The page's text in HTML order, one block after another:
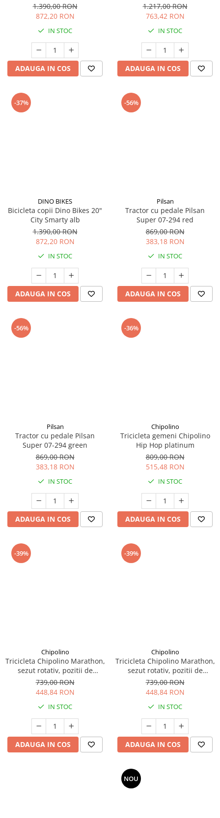
1.390,00 RON
872,20 RON
IN STOC
ADAUGA IN COS
1.217,00 RON
763,42 RON
IN STOC
ADAUGA IN COS
-37%
DINO BIKES
Bicicleta copii Dino Bikes 20"
City Smarty alb
1.390,00 RON
872,20 RON
IN STOC
ADAUGA IN COS
-56%
Pilsan
Tractor cu pedale Pilsan
Super 07-294 red
869,00 RON
383,18 RON
IN STOC
ADAUGA IN COS
-56%
Pilsan
Tractor cu pedale Pilsan
Super 07-294 green
869,00 RON
383,18 RON
IN STOC
ADAUGA IN COS
-36%
Chipolino
Tricicleta gemeni Chipolino
Hip Hop platinum
809,00 RON
515,48 RON
IN STOC
ADAUGA IN COS
-39%
Chipolino
Tricicleta Chipolino Marathon,
sezut rotativ, pozitii de
inclinare, Obsidian
739,00 RON
448,84 RON
IN STOC
ADAUGA IN COS
-39%
Chipolino
Tricicleta Chipolino Marathon,
sezut rotativ, pozitii de
inclinare, Black White
739,00 RON
448,84 RON
IN STOC
ADAUGA IN COS
NOU